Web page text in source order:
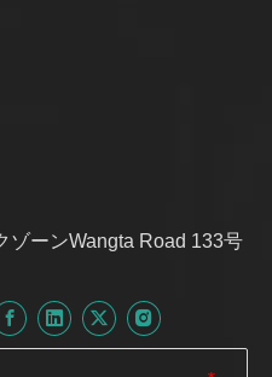
ゾーンWangta Road 133号